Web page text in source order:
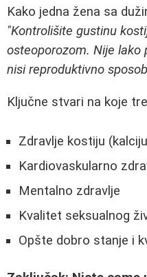
Kako jedna žena sa
"Kontrolišite gustinu
osteoporozom. Nije lako
nisi reproduktivno
Ključne stvari na koje
Zdravlje kostiju
Kardiovaskularno
Mentalno zdravlje
Kvalitet seksualnog
Opšte dobro stanje i